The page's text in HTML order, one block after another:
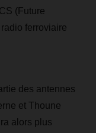
(Future
ferroviaire
des antennes
et Thoune
alors plus